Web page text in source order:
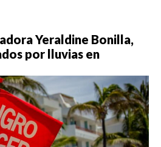
Yeraldine Bonilla,
por lluvias en